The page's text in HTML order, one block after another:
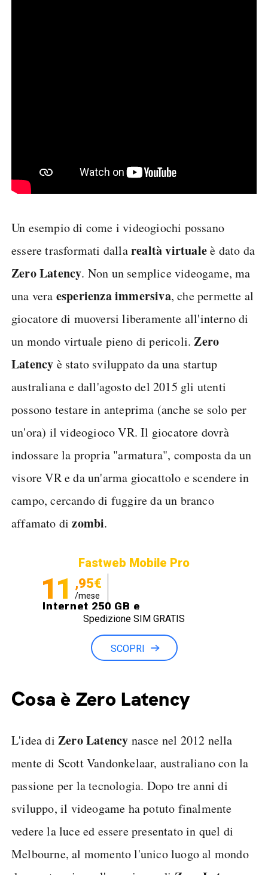
Un esempio di come i videogiochi possano
essere trasformati dallarealtà virtualeè dato da
Zero Latency. Non un semplice videogame, ma
una vera esperienza immersiva, che permette al
giocatore di muoversi liberamente all'interno di
un mondo virtuale pieno di pericoli.Zero
Latency è stato sviluppato da una startup
australiana e dall'agosto del 2015 gli utenti
possono testare in anteprima (anche se solo per
un'ora) il videogioco VR. Il giocatore dovrà
indossare la propria "armatura", composta da un
visore VR e da un'arma giocattolo e scendere in
campo, cercando di fuggire da un branco
affamato dizombi.
Fastweb Mobile Pro
11 ,95€
/mese
Internet 250 GB e
Minuti illimitati
Spedizione SIM GRATIS
SCOPRI
Cosa è Zero Latency
L'idea di Zero Latency nasce nel 2012 nella
mente di Scott Vandonkelaar, australiano con la
passione per la tecnologia. Dopo tre anni di
sviluppo, il videogame ha potuto finalmente
vedere la luce ed essere presentato in quel di
Melbourne, al momento l'unico luogo al mondo